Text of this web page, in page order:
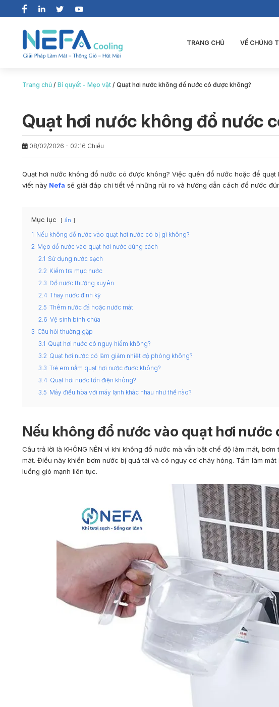
TRANG CHỦ VỀ CHÚNG
Trang chủ /Bí quyết - Mẹo vặt /Quạt hơi nước không đổ nước có được không?
Quạt hơi nước không đổ nước
08/02/2026 - 02:16 Chiều
Quạt hơi nước không đổ nước có được không? Việc quên đổ nước hoặc để
viết này Nefa sẽ giải đáp chi tiết về những rủi ro và hướng dẫn cách đổ nước
Mục lục ẩn
1 Nếu không đổ nước vào quạt hơi nước có bị gì không?
2 Mẹo đổ nước vào quạt hơi nước đúng cách
2.1 Sử dụng nước sạch
2.2 Kiểm tra mực nước
2.3 Đổ nước thường xuyên
2.4 Thay nước định kỳ
2.5 Thêm nước đá hoặc nước mát
2.6 Vệ sinh bình chứa
3 Câu hỏi thường gặp
3.1 Quạt hơi nước có nguy hiểm không?
3.2 Quạt hơi nước có làm giảm nhiệt độ phòng không?
3.3 Trẻ em nằm quạt hơi nước được không?
3.4 Quạt hơi nước tốn điện không?
3.5 Máy điều hòa với máy lạnh khác nhau như thế nào?
Nếu không đổ nước vào quạt hơi nước
Câu trả lời làKHÔNG NÊN vì khi không đổ nước mà vẫn bật chế độ làm mát,
mát. Điều này khiến bơm nước bị quá tải và có nguy cơ cháy hỏng. Tấm làm
luồng gió mạnh liên tục.